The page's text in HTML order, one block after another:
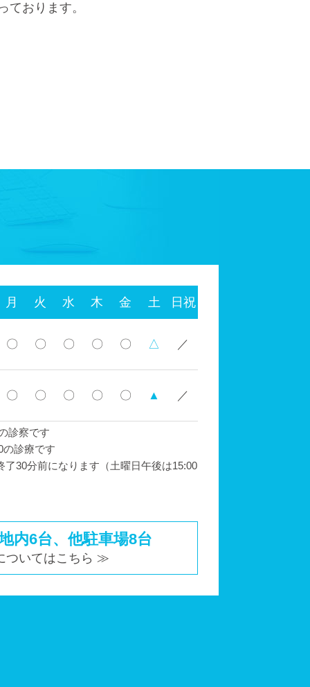
おります。
診察です
の診療です
30分前になります（土曜日午後は15:00
月 火 水 木 金 土 日祝
〇 〇 〇 〇 〇 △ ／
〇 〇 〇 〇 〇 ▲ ／
内6台、他駐車場8台
ついてはこちら ≫